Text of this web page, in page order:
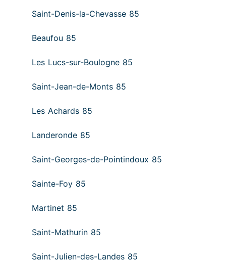
Saint-Denis-la-Chevasse 85
Beaufou 85
Les Lucs-sur-Boulogne 85
Saint-Jean-de-Monts 85
Les Achards 85
Landeronde 85
Saint-Georges-de-Pointindoux 85
Sainte-Foy 85
Martinet 85
Saint-Mathurin 85
Saint-Julien-des-Landes 85